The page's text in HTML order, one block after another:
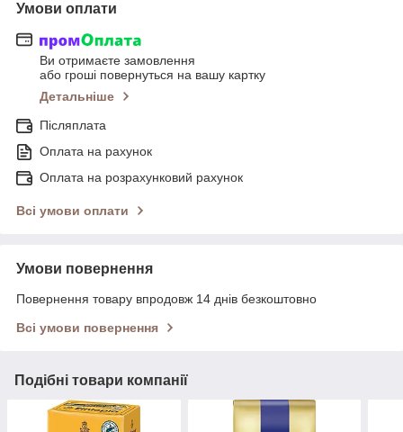
Умови оплати
Ви отримаєте замовлення
або гроші повернуться на вашу картку
Детальніше
Післяплата
Оплата на рахунок
Оплата на розрахунковий рахунок
Всі умови оплати
Умови повернення
Повернення товару впродовж 14 днів безкоштовно
Всі умови повернення
Подібні товари компанії